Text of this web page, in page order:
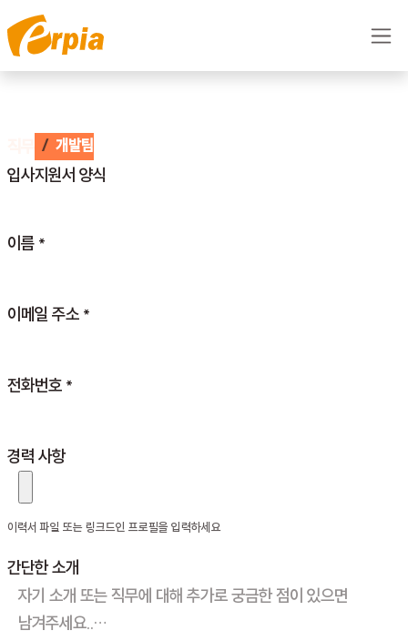
콘텐츠로 건너뛰기
개발팀
입사지원서 양식
이름 *
이메일 주소 *
전화번호 *
경력 사항
이력서 파일 또는 링크드인 프로필을 입력하세요
간단한 소개